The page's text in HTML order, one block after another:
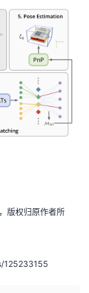
版权归原作者所
125233155